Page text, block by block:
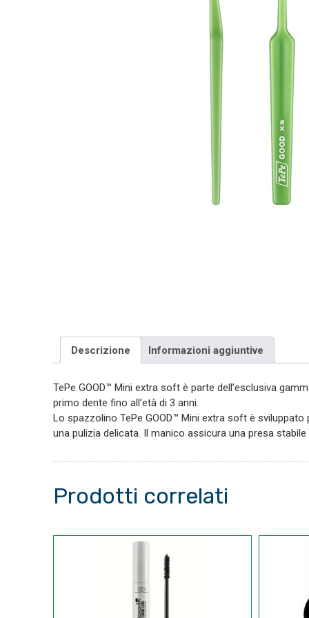
Descrizione Informazioni aggiuntive
TePe GOOD™ Mini extra soft è parte dell’esclusiva
primo dente fino all’età di 3 anni.
Lo spazzolino TePe GOOD™ Mini extra soft è
una pulizia delicata. Il manico assicura una presa
Prodotti correlati